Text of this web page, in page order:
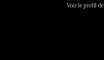
Voir le profil de